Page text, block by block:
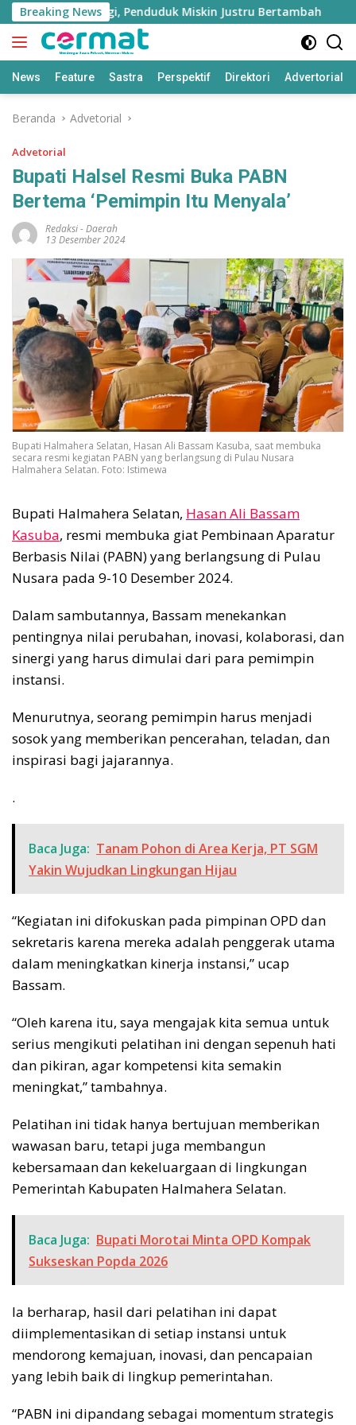
Langsung
ke
konten
Breaking News
Tinggi, Penduduk Miskin Justru Bertambah
News Feature Sastra Perspektif Direktori Advertorial
Beranda Advetorial
Advetorial
Bupati Halsel Resmi Buka PABN
Bertema ‘Pemimpin Itu Menyala’
Redaksi-Daerah
13 Desember 2024
Bupati Halmahera Selatan, Hasan Ali Bassam Kasuba, saat membuka
secara resmi kegiatan PABN yang berlangsung di Pulau Nusara
Halmahera Selatan. Foto: Istimewa
Bupati Halmahera Selatan, Hasan Ali Bassam
Kasuba, resmi membuka giat Pembinaan Aparatur
Berbasis Nilai (PABN) yang berlangsung di Pulau
Nusara pada 9-10 Desember 2024.
Dalam sambutannya, Bassam menekankan
pentingnya nilai perubahan, inovasi, kolaborasi, dan
sinergi yang harus dimulai dari para pemimpin
instansi.
Menurutnya, seorang pemimpin harus menjadi
sosok yang memberikan pencerahan, teladan, dan
inspirasi bagi jajarannya.
.
Baca Juga: Tanam Pohon di Area Kerja, PT SGM
Yakin Wujudkan Lingkungan Hijau
“Kegiatan ini difokuskan pada pimpinan OPD dan
sekretaris karena mereka adalah penggerak utama
dalam meningkatkan kinerja instansi,” ucap
Bassam.
“Oleh karena itu, saya mengajak kita semua untuk
serius mengikuti pelatihan ini dengan sepenuh hati
dan pikiran, agar kompetensi kita semakin
meningkat,” tambahnya.
Pelatihan ini tidak hanya bertujuan memberikan
wawasan baru, tetapi juga membangun
kebersamaan dan kekeluargaan di lingkungan
Pemerintah Kabupaten Halmahera Selatan.
Baca Juga: Bupati Morotai Minta OPD Kompak
Sukseskan Popda 2026
Ia berharap, hasil dari pelatihan ini dapat
diimplementasikan di setiap instansi untuk
mendorong kemajuan, inovasi, dan pencapaian
yang lebih baik di lingkup pemerintahan.
“PABN ini dipandang sebagai momentum strategis